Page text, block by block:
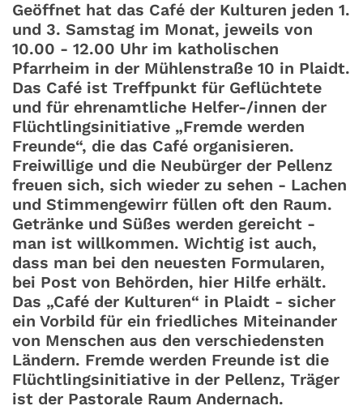
Geöffnet hat das Café der Kulturen jeden 1.
und 3. Samstag im Monat, jeweils von
10.00 - 12.00 Uhr im katholischen
Pfarrheim in der Mühlenstraße 10 in Plaidt.
Das Café ist Treffpunkt für Geflüchtete
und für ehrenamtliche Helfer-/innen der
Flüchtlingsinitiative „Fremde werden
Freunde“, die das Café organisieren.
Freiwillige und die Neubürger der Pellenz
freuen sich, sich wieder zu sehen - Lachen
und Stimmengewirr füllen oft den Raum.
Getränke und Süßes werden gereicht -
man ist willkommen. Wichtig ist auch,
dass man bei den neuesten Formularen,
bei Post von Behörden, hier Hilfe erhält.
Das „Café der Kulturen“ in Plaidt - sicher
ein Vorbild für ein friedliches Miteinander
von Menschen aus den verschiedensten
Ländern. Fremde werden Freunde ist die
Flüchtlingsinitiative in der Pellenz, Träger
ist der Pastorale Raum Andernach.